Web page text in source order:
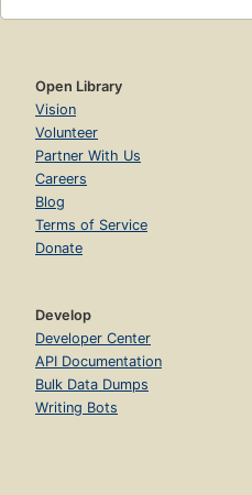
Open Library
Vision
Volunteer
Partner With Us
Careers
Blog
Terms of Service
Donate
Develop
Developer Center
API Documentation
Bulk Data Dumps
Writing Bots